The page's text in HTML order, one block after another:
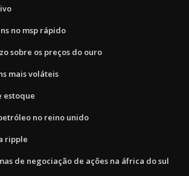
no msp rápido
sobre os preços do ouro
mais voláteis
estoque
no reino unido
ripple
de negociação de ações na áfrica do sul